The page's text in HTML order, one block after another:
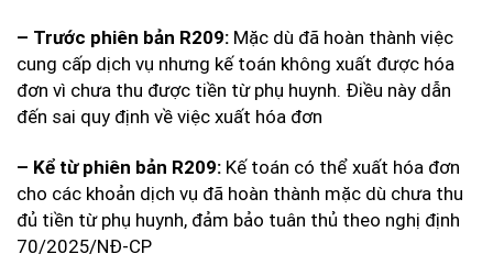
– Trước phiên bản R209: Mặc dù đã hoàn thành việc
cung cấp dịch vụ nhưng kế toán không xuất được hóa
đơn vì chưa thu được tiền từ phụ huynh. Điều này dẫn
đến sai quy định về việc xuất hóa đơn
– Kể từ phiên bản R209: Kế toán có thể xuất hóa đơn
cho các khoản dịch vụ đã hoàn thành mặc dù chưa thu
đủ tiền từ phụ huynh, đảm bảo tuân thủ theo nghị định
70/2025/NĐ-CP